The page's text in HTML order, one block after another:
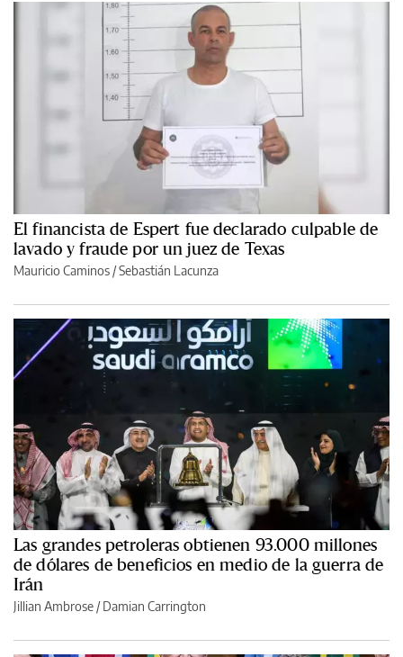
El financista de Espert fue declarado culpable de
lavado y fraude por un juez de Texas
Mauricio Caminos /Sebastián Lacunza
Las grandes petroleras obtienen 93.000 millones
de dólares de beneficios en medio de la guerra de
Irán
Jillian Ambrose / Damian Carrington